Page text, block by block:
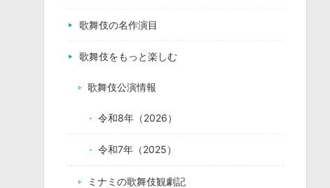
歌舞伎の名作演目
歌舞伎をもっと楽しむ
歌舞伎公演情報
令和8年（2026）
令和7年（2025）
ミナミの歌舞伎観劇記